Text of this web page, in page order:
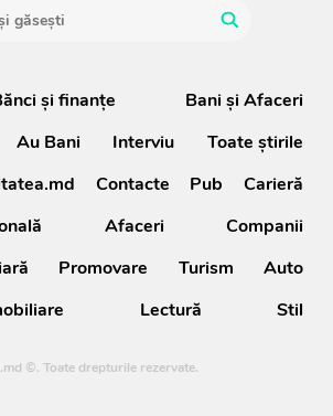
şi finanţe
Bani și Afaceri
Au Bani Interviu
Toate știrile
Contacte Pub
Carieră
Afaceri
Companii
Promovare Turism
Auto
Lectură Stil
©. Toate drepturile rezervate.